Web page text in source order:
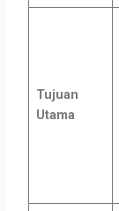
Tujuan
Utama